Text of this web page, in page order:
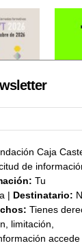
José
Caja
de
Tu
| Destinatario:
Tienes
limitación,
accede